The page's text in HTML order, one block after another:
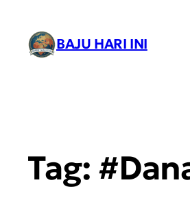
BAJU HARI INI
Tag: